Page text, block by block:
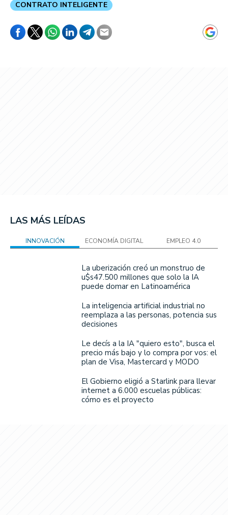
CONTRATO INTELIGENTE
LAS MÁS LEÍDAS
INNOVACIÓN ECONOMÍA DIGITAL EMPLEO 4.0
La uberización creó un monstruo de
u$s47.500 millones que solo la IA
puede domar en Latinoamérica
La inteligencia artificial industrial no
reemplaza a las personas, potencia sus
decisiones
Le decís a la IA "quiero esto", busca el
precio más bajo y lo compra por vos: el
plan de Visa, Mastercard y MODO
El Gobierno eligió a Starlink para llevar
internet a 6.000 escuelas públicas:
cómo es el proyecto